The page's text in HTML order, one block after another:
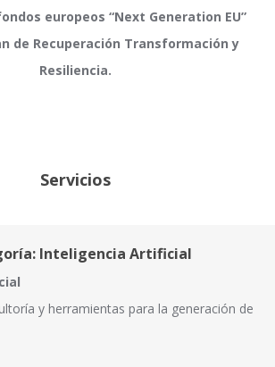
europeos “Next Generation EU”
de Recuperación Transformación y
Resiliencia.
Servicios
Inteligencia Artificial
y herramientas para la generación de